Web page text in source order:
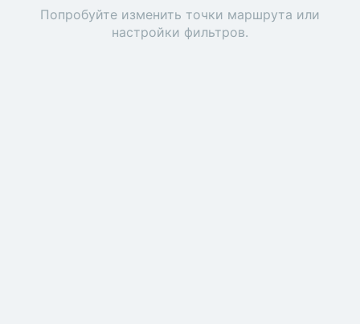
Попробуйте изменить точки маршрута или
настройки фильтров.